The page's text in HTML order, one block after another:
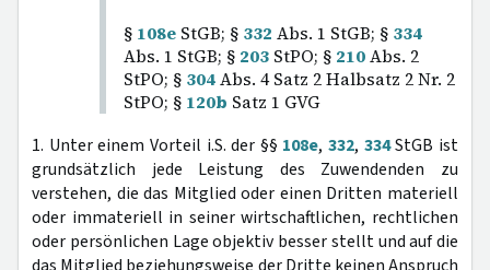
§ 108e StGB; § 332 Abs. 1 StGB; § 334
Abs. 1 StGB; § 203 StPO; § 210Abs. 2
StPO; § 304Abs. 4 Satz 2 Halbsatz 2 Nr. 2
StPO; § 120b Satz 1 GVG
1. Unter einem Vorteil i.S. der §§ 108e,332, 334StGB ist
grundsätzlich jede Leistung des Zuwendenden zu
verstehen, die das Mitglied oder einen Dritten materiell
oder immateriell in seiner wirtschaftlichen, rechtlichen
oder persönlichen Lage objektiv besser stellt und auf die
das Mitglied beziehungsweise der Dritte keinen Anspruch